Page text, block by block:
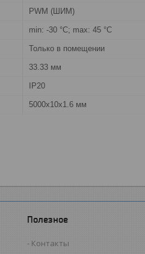
PWM (ШИМ)
min: -30 °C; max: 45 °C
Только в помещении
33.33 мм
IP20
5000х10х1.6 мм
Полезное
Контакты